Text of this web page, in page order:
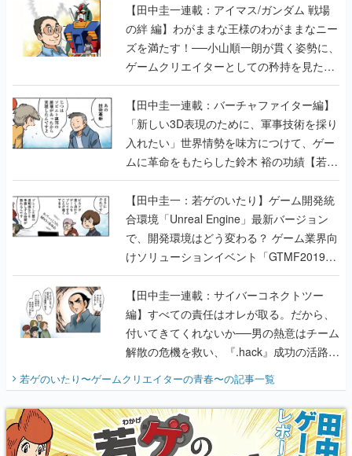
【田中圭一連載：アイマス/ガンダム 戦場
の絆 編】わがままな王様のわがままなニー
ズを満たす！──小山順一朗が貫く姿勢に、
ゲームクリエイターとしての矜持を見た
【若ゲのいたり最終回】
【田中圭一連載：バーチャファイター編】
「新しい3D表現のために、軍事技術を採り
入れたい」世界情勢を味方につけて、ゲー
ムに革命をもたらした鈴木 裕の功績【若ゲ
のいたり】
【田中圭一：若ゲのいたり】ゲーム開発統
合環境「Unreal Engine」最新バージョン
で、開発環境はどう変わる？ ゲーム業界向
けソリューションイベント「GTMF2019」
に行って、より理解を深めよう【PR】
【田中圭一連載：サイバーコネクトツー
編】すべての責任はオレが取る。だから、
付いてきてくれないか──男の熱意はチーム
解散の危機を救い、『.hack』成功の活路を
『少年ジャンプ』色だった【若ゲのいた
り】
若ゲのいたり〜ゲームクリエイターの青春〜の記事一覧